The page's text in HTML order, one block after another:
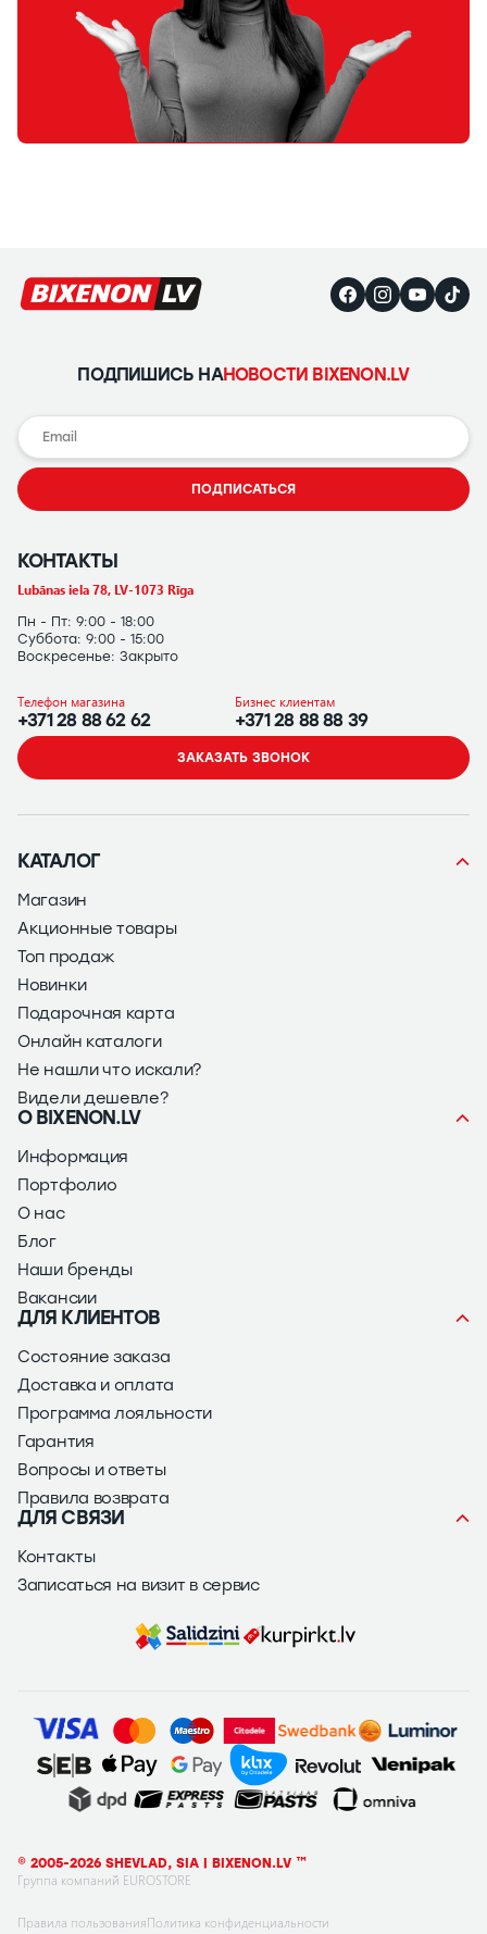
ПОДПИШИСЬ НАНОВОСТИ BIXENON.LV
ПОДПИСАТЬСЯ
КОНТАКТЫ
Lubānas iela 78, LV-1073 Rīga
Пн - Пт: 9:00 - 18:00
Суббота: 9:00 - 15:00
Воскресенье: Закрыто
Телефон магазина
+371 28 88 62 62
Бизнес клиентам
+371 28 88 88 39
ЗАКАЗАТЬ ЗВОНОК
КАТАЛОГ
Магазин
Акционные товары
Топ продаж
Новинки
Подарочная карта
Онлайн каталоги
Не нашли что искали?
Видели дешевле?
О BIXENON.LV
Информация
Портфолио
О нас
Блог
Наши бренды
Вакансии
ДЛЯ КЛИЕНТОВ
Состояние заказа
Доставка и оплата
Программа лояльности
Гарантия
Вопросы и ответы
Правила возврата
ДЛЯ СВЯЗИ
Контакты
Записаться на визит в сервис
© 2005-2026 SHEVLAD, SIA | BIXENON.LV ™
Группа компаний EUROSTORE
Правила пользованияПолитика конфиденциальности